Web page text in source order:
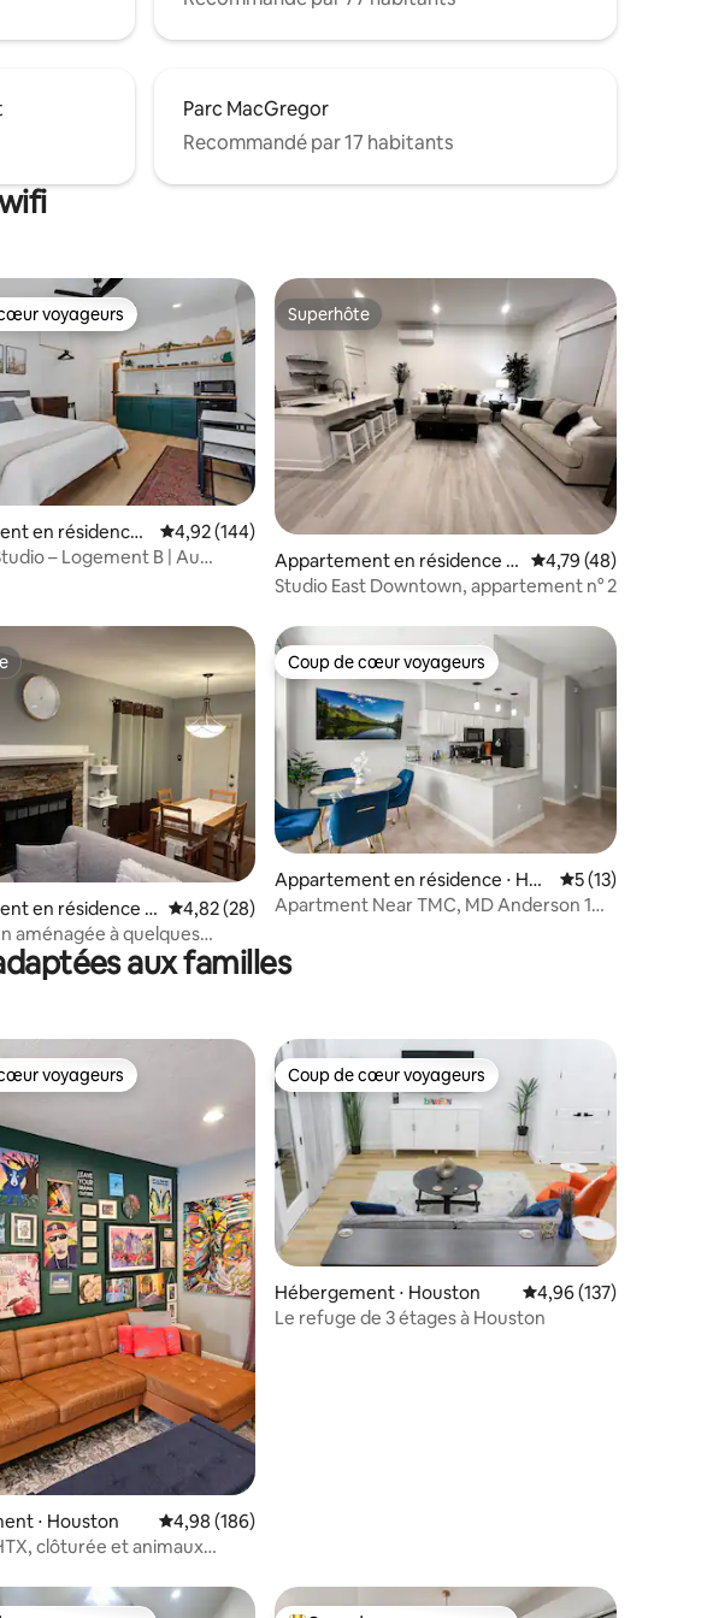
Parc MacGregor
Recommandé par 17 habitants
la base de 3 commentaires : 4,67 sur 5
voyageurs
voyageurs
en résidence ⋅
Évaluation moyenne sur la base de 144 commentaires : 4,92 sur 5
4,92 (144)
– Logement B | Au
Superhôte
Superhôte
Appartement en résidence ⋅
Houston
Évaluation moyenne
4,79 (48)
Studio East Downtown, appartement n° 2
base de 199 commentaires : 4,88 sur 5
en résidence ⋅
Évaluation moyenne sur la base de 28 commentaires : 4,82 sur 5
4,82 (28)
aménagée à quelques
tout
Coup de cœur voyageurs
Coup de cœur voyageurs
Appartement en résidence ⋅ Hou
ston
Évaluation
5 (13)
Apartment Near TMC, MD Anderson 1
aux familles
base de 195 commentaires : 4,98 sur 5
voyageurs
voyageurs
⋅ Houston Évaluation moyenne sur la base de 186 commentaires : 4,98 sur 5
4,98 (186)
clôturée et animaux
Coup de cœur voyageurs
Coup de cœur voyageurs
Hébergement ⋅ Houston Évaluation moyenne
4,96 (137)
Le refuge de 3 étages à Houston